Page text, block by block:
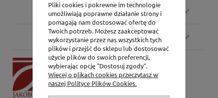
Zamówienia
Pomoc
P.H. Jakóbczak
Dorota Jakóbczak
Bialska 2/4,
Pliki cookies i pokrewne im technologie
umożliwiają poprawne działanie strony i
pomagają nam dostosować ofertę do
Twoich potrzeb. Możesz zaakceptować
wykorzystanie przez nas wszystkich tych
plików i przejść do sklepu lub dostosować
użycie plików do swoich preferencji,
wybierając opcję "Dostosuj zgody".
Więcej o plikach cookies przeczytasz w
naszej Polityce Plików Cookies.